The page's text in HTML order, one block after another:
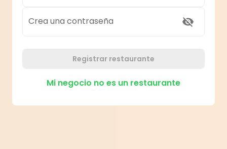
Crea una contraseña
Registrar restaurante
Mi negocio no es un restaurante